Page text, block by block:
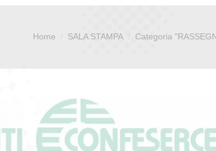
Home SALA STAMPA Categoria